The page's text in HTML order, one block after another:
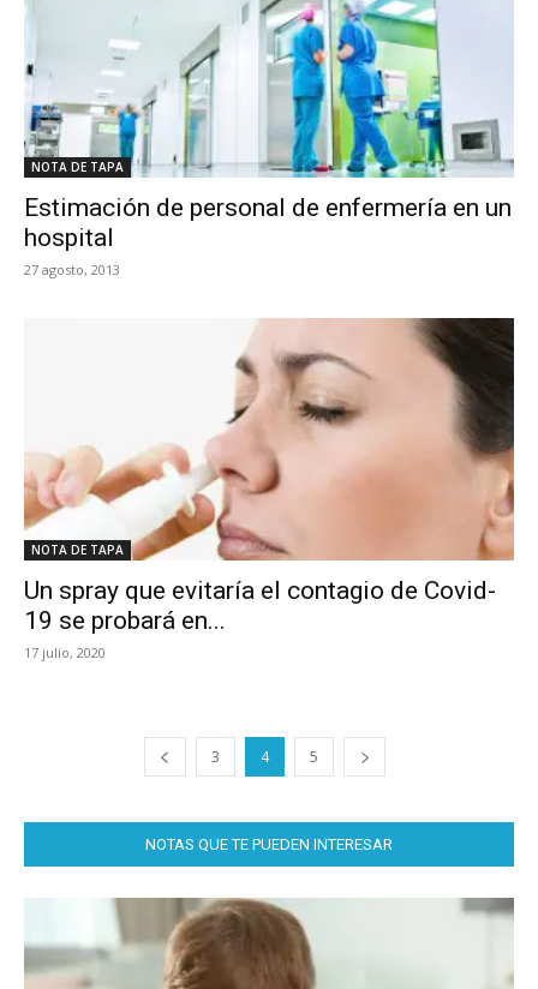
NOTA DE TAPA
Estimación de personal de enfermería en un
hospital
27 agosto, 2013
NOTA DE TAPA
Un spray que evitaría el contagio de Covid-
19 se probará en...
17 julio, 2020
3 4 5
NOTAS QUE TE PUEDEN INTERESAR